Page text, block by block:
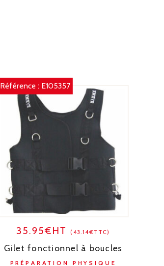
Référence : E105357
35.95€HT(43.14€TTC)
Gilet fonctionnel à boucles
PRÉPARATION PHYSIQUE